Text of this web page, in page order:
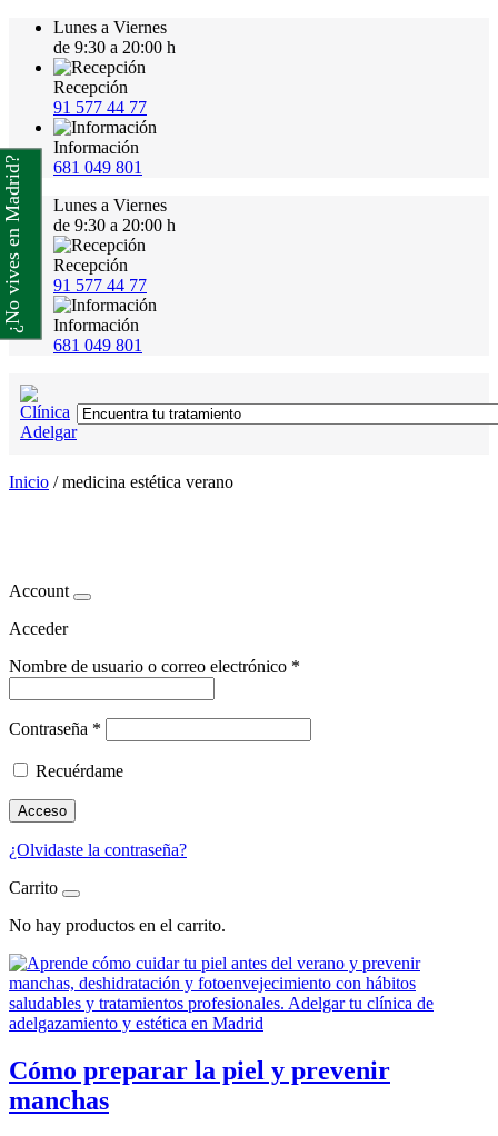
Lunes a Viernes
de 9:30 a 20:00 h
Recepción
91 577 44 77
Información
681 049 801
Lunes a Viernes
de 9:30 a 20:00 h
Recepción
91 577 44 77
Información
681 049 801
Inicio /medicina estética verano
Account
Acceder
Nombre de usuario o correo electrónico *
Contraseña *
Recuérdame
Acceso
¿Olvidaste la contraseña?
Carrito
No hay productos en el carrito.
Cómo preparar la piel y prevenir
manchas
¿No vives en Madrid?